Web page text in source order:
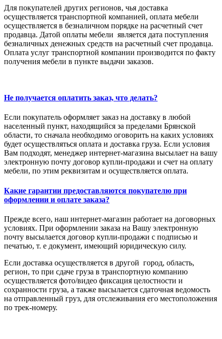
Для покупателей других регионов, чья доставка
осуществляется транспортной компанией, оплата мебели
осуществляется в безналичном порядке на расчетный счет
продавца. Датой оплаты мебели является дата поступления
безналичных денежных средств на расчетный счет продавца.
Оплата услуг транспортной компании производится по факту
получения мебели в пункте выдачи заказов.
Не получается оплатить заказ, что делать?
Если покупатель оформляет заказ на доставку в любой
населенный пункт, находящийся за пределами Брянской
области, то сначала необходимо оговорить на каких условиях
будет осуществляться оплата и доставка груза. Если условия
Вам подходят, менеджер интернет-магазина высылает на вашу
электронную почту договор купли-продажи и счет на оплату
мебели, по этим реквизитам и осуществляется оплата.
Какие гарантии предоставляются покупателю при
оформлении и оплате заказа?
Прежде всего, наш интернет-магазин работает на договорных
условиях. При оформлении заказа на Вашу электронную
почту высылается договор купли-продажи с подписью и
печатью, т. е документ, имеющий юридическую силу.
Если доставка осуществляется в другой город, область,
регион, то при сдаче груза в транспортную компанию
осуществляется фото/видео фиксация целостности и
сохранности груза, а также высылается сдаточная ведомость
на отправленный груз, для отслеживания его местоположения
по трек-номеру.